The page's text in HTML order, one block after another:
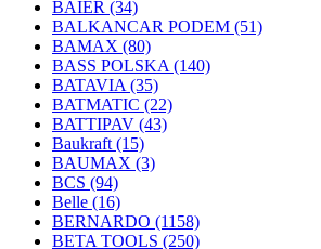
BAIER (34)
BALKANCAR PODEM (51)
BAMAX (80)
BASS POLSKA (140)
BATAVIA (35)
BATMATIC (22)
BATTIPAV (43)
Baukraft (15)
BAUMAX (3)
BCS (94)
Belle (16)
BERNARDO (1158)
BETA TOOLS (250)